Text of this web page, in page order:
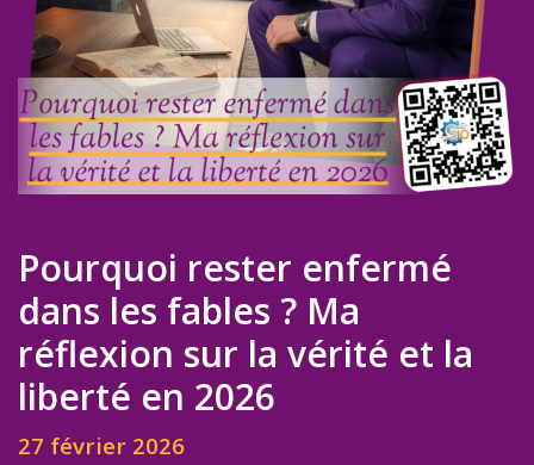
Pourquoi rester enfermé
dans les fables ? Ma
réflexion sur la vérité et la
liberté en 2026
27 février 2026